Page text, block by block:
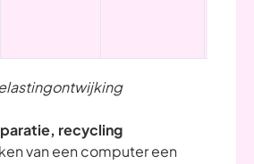
recycling
van een computer een